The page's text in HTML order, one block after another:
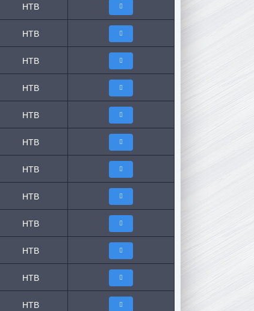
НТВ
НТВ
НТВ
НТВ
НТВ
НТВ
НТВ
НТВ
НТВ
НТВ
НТВ
НТВ